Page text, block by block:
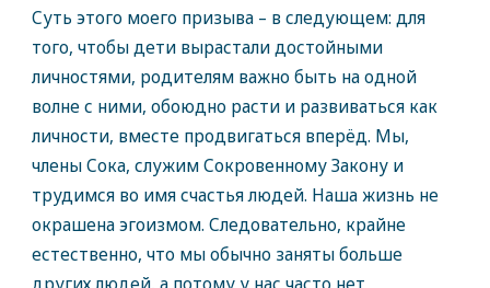
Суть этого моего призыва – в следующем: для
того, чтобы дети вырастали достойными
личностями, родителям важно быть на одной
волне с ними, обоюдно расти и развиваться как
личности, вместе продвигаться вперёд. Мы,
члены Сока, служим Сокровенному Закону и
трудимся во имя счастья людей. Наша жизнь не
окрашена эгоизмом. Следовательно, крайне
естественно, что мы обычно заняты больше